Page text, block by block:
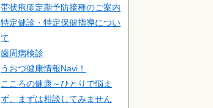
帯状疱疹定期予防接種のご案内
特定健診・特定保健指導につい
て
歯周病検診
うおづ健康情報Navi！
こころの健康～ひとりで悩ま
ず、まずは相談してみません